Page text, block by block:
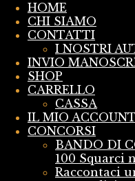
HOME
CHI SIAMO
CONTATTI
I NOSTRI
INVIO
SHOP
CARRELLO
CASSA
IL MIO ACCOUNT
CONCORSI
BANDO DI
100 Squarci
Raccontaci